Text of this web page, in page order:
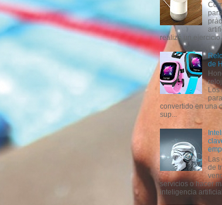
realizó un ejercicio
de
Los
convertido en una
sup...
Las
de
servicios o hacer
inteligencia